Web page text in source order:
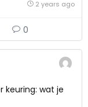
2 years ago
0
keuring: wat je